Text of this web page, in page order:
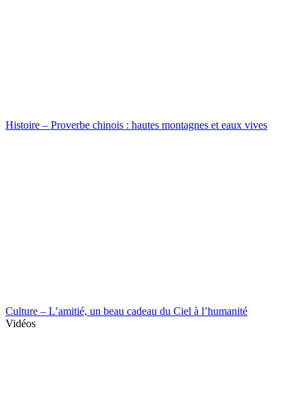
Histoire – Proverbe chinois : hautes montagnes et eaux vives
Culture – L’amitié, un beau cadeau du Ciel à l’humanité
Vidéos